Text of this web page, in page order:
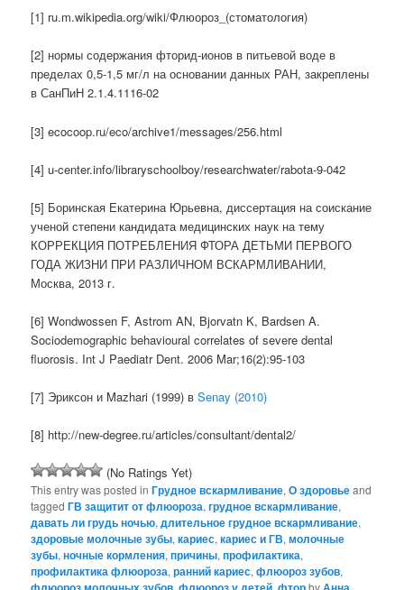
[1] ru.m.wikipedia.org/wiki/Флюороз_(стоматология)
[2] нормы содержания фторид-ионов в питьевой воде в
пределах 0,5-1,5 мг/л на основании данных РАН, закреплены
в СанПиН 2.1.4.1116-02
[3] ecocoop.ru/eco/archive1/messages/256.html
[4] u-center.info/libraryschoolboy/researchwater/rabota-9-042
[5] Боринская Екатерина Юрьевна, диссертация на соискание
ученой степени кандидата медицинских наук на тему
КОРРЕКЦИЯ ПОТРЕБЛЕНИЯ ФТОРА ДЕТЬМИ ПЕРВОГО
ГОДА ЖИЗНИ ПРИ РАЗЛИЧНОМ ВСКАРМЛИВАНИИ,
Москва, 2013 г.
[6] Wondwossen F, Astrom AN, Bjorvatn K, Bardsen A.
Sociodemographic behavioural correlates of severe dental
fluorosis. Int J Paediatr Dent. 2006 Mar;16(2):95-103
[7] Эриксон и Mazhari (1999) вSenay (2010)
[8] http://new-degree.ru/articles/consultant/dental2/
(No Ratings Yet)
This entry was posted inГрудное вскармливание,О здоровьеand
taggedГВ защитит от флюороза,грудное вскармливание,
давать ли грудь ночью,длительное грудное вскармливание,
здоровые молочные зубы,кариес,кариес и ГВ,молочные
зубы,ночные кормления,причины,профилактика,
профилактика флюороза,ранний кариес,флюороз зубов,